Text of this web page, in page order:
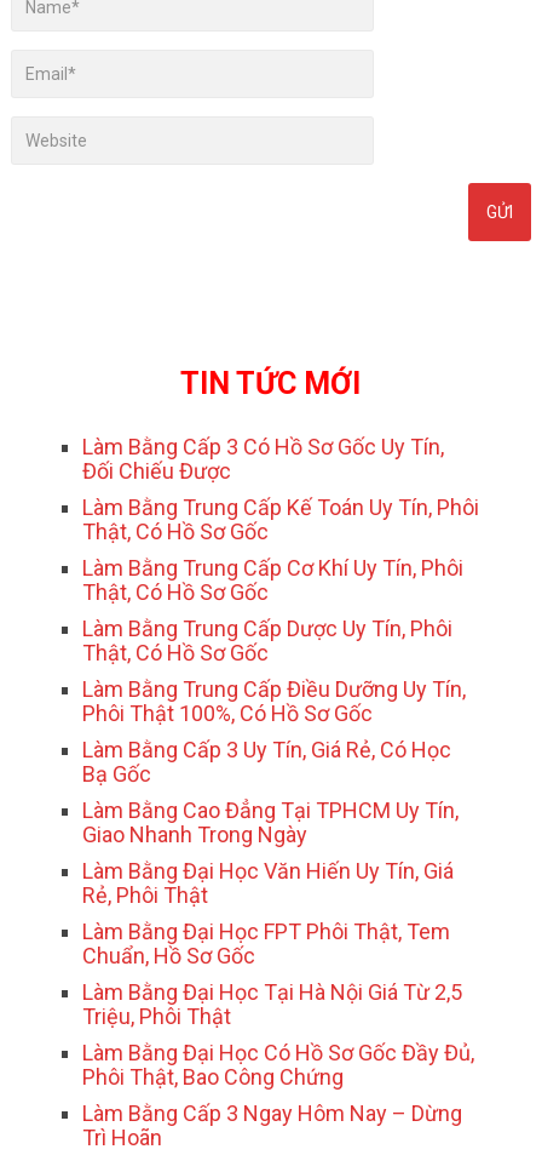
TIN TỨC MỚI
Làm Bằng Cấp 3 Có Hồ Sơ Gốc Uy Tín,
Đối Chiếu Được
Làm Bằng Trung Cấp Kế Toán Uy Tín, Phôi
Thật, Có Hồ Sơ Gốc
Làm Bằng Trung Cấp Cơ Khí Uy Tín, Phôi
Thật, Có Hồ Sơ Gốc
Làm Bằng Trung Cấp Dược Uy Tín, Phôi
Thật, Có Hồ Sơ Gốc
Làm Bằng Trung Cấp Điều Dưỡng Uy Tín,
Phôi Thật 100%, Có Hồ Sơ Gốc
Làm Bằng Cấp 3 Uy Tín, Giá Rẻ, Có Học
Bạ Gốc
Làm Bằng Cao Đẳng Tại TPHCM Uy Tín,
Giao Nhanh Trong Ngày
Làm Bằng Đại Học Văn Hiến Uy Tín, Giá
Rẻ, Phôi Thật
Làm Bằng Đại Học FPT Phôi Thật, Tem
Chuẩn, Hồ Sơ Gốc
Làm Bằng Đại Học Tại Hà Nội Giá Từ 2,5
Triệu, Phôi Thật
Làm Bằng Đại Học Có Hồ Sơ Gốc Đầy Đủ,
Phôi Thật, Bao Công Chứng
Làm Bằng Cấp 3 Ngay Hôm Nay – Dừng
Trì Hoãn